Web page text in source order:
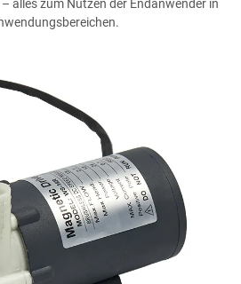
alles zum Nutzen der Endanwender in